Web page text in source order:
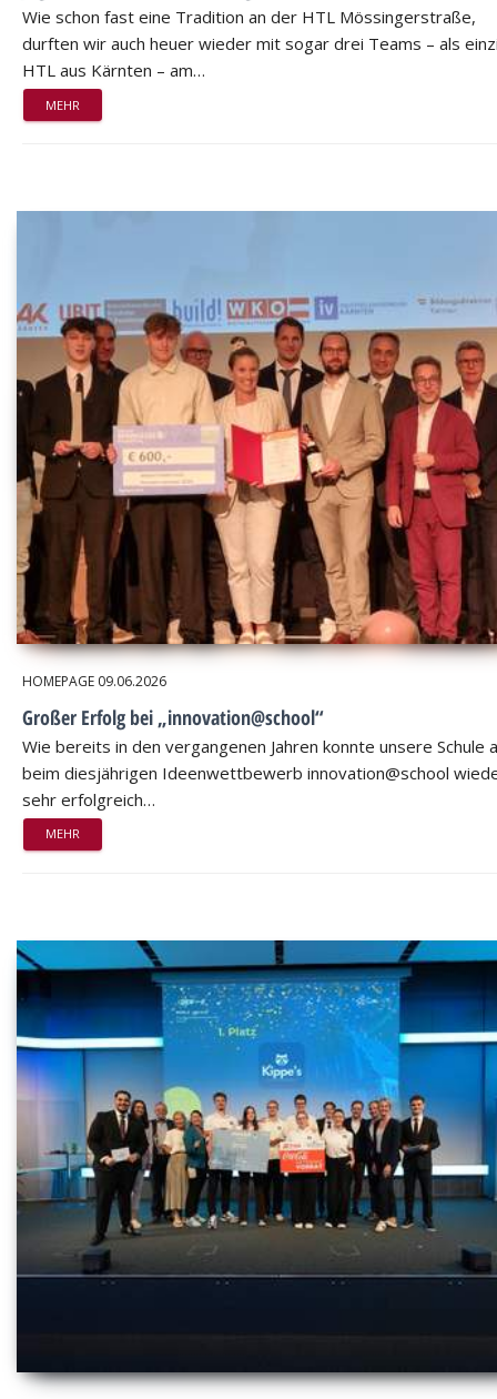
Wie schon fast eine Tradition an der HTL Mössingerstraße,
durften wir auch heuer wieder mit sogar drei Teams – als
HTL aus Kärnten – am…
MEHR
HOMEPAGE 09.06.2026
Großer Erfolg bei „innovation@school“
Wie bereits in den vergangenen Jahren konnte unsere Schule
beim diesjährigen Ideenwettbewerb innovation@school
sehr erfolgreich…
MEHR